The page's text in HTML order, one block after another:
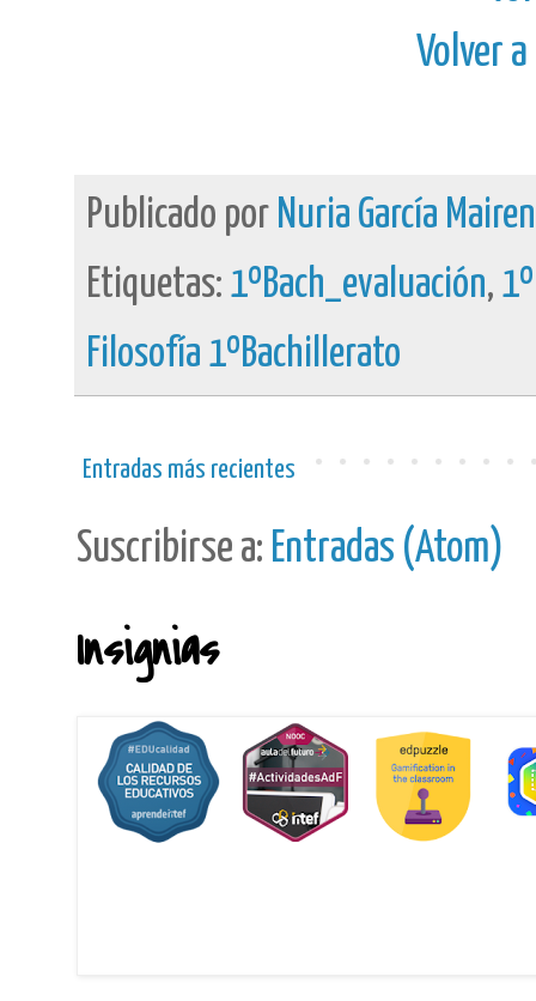
Volver
Publicado por Nuria García
Etiquetas: 1ºBach_evaluación,
Filosofía 1ºBachillerato
Entradas más recientes
Suscribirse a: Entradas (Atom)
Insignias